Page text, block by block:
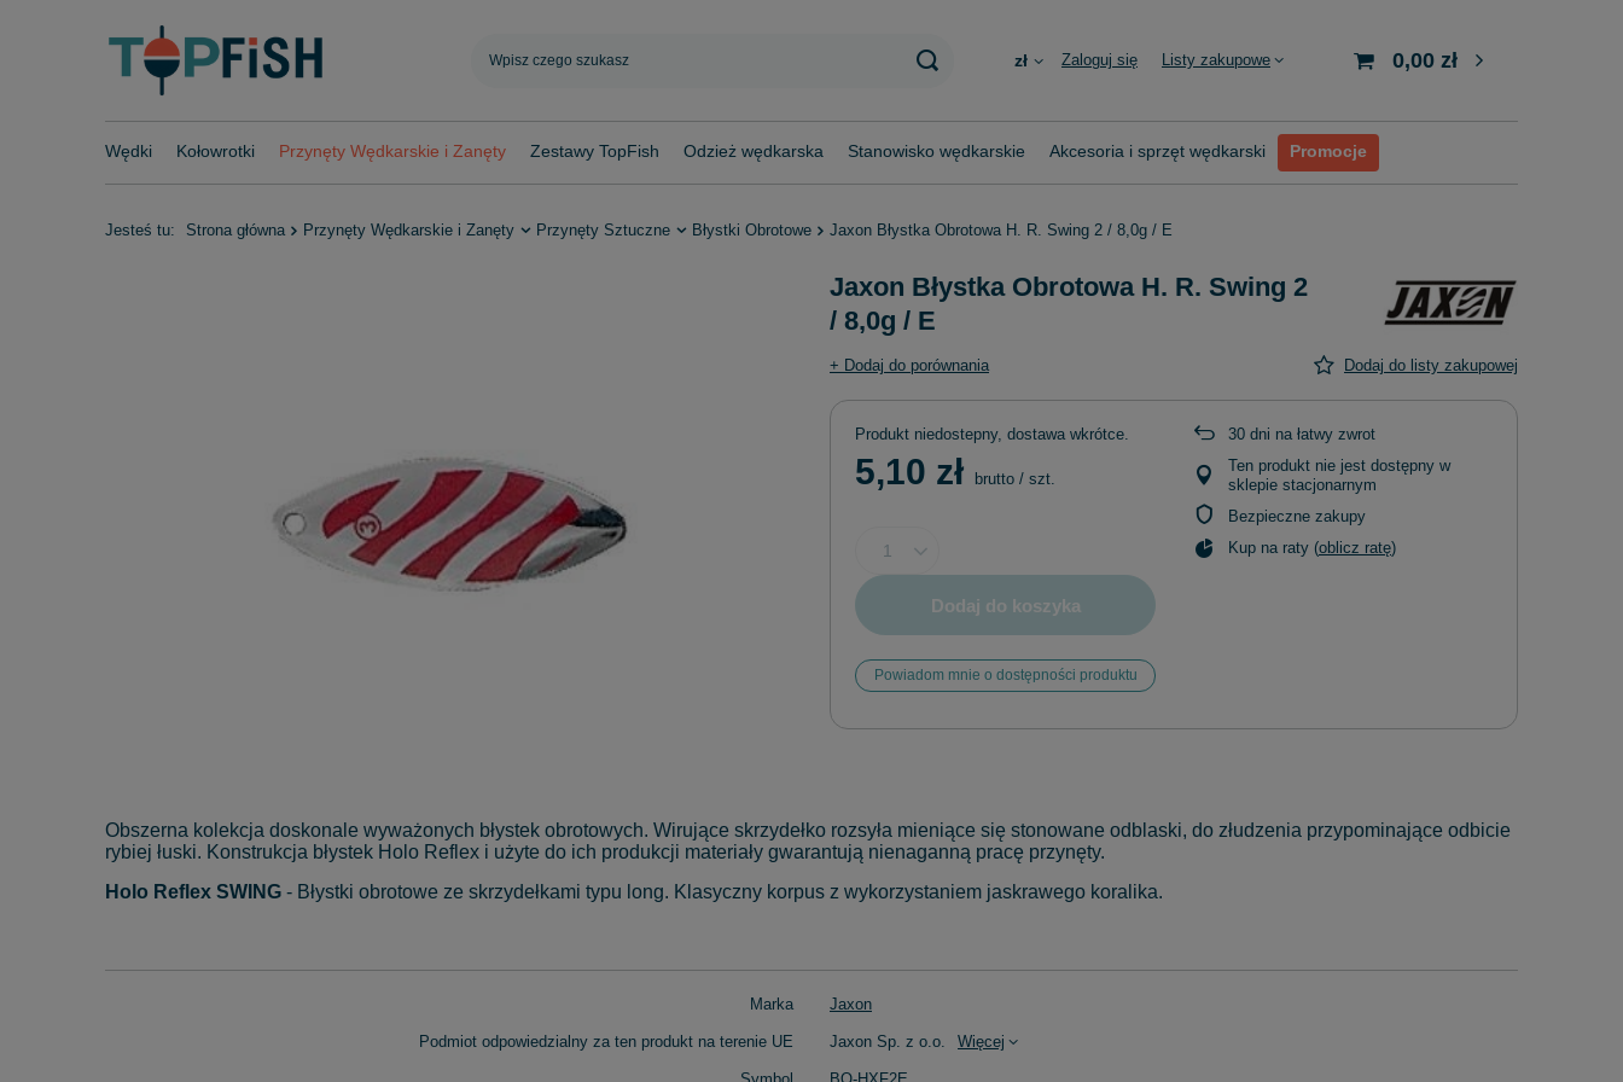
zł Zaloguj się Listy zakupowe 0,00 zł
Wędki Kołowrotki Przynęty Wędkarskie i Zanęty Zestawy TopFish Odzież wędkarska Stanowisko wędkarskie Akcesoria i sprzęt wędkarski Promocje
Jesteś tu: Strona główna Przynęty Wędkarskie i Zanęty Przynęty Sztuczne Błystki Obrotowe Jaxon Błystka Obrotowa H. R. Swing 2 / 8,0g / E
Jaxon Błystka Obrotowa H. R. Swing 2
/ 8,0g / E
+ Dodaj do porównania Dodaj do listy zakupowej
Produkt niedostepny, dostawa wkrótce
5,10 zł brutto / szt.
Dodaj do koszyka
Powiadom mnie o dostępności produktu
30 dni na łatwy zwrot
Ten produkt nie jest dostępny w
sklepie stacjonarnym
Bezpieczne zakupy
Kup na raty (oblicz ratę)
Obszerna kolekcja doskonale wyważonych błystek obrotowych. Wirujące skrzydełko rozsyła mieniące się stonowane odblaski, do złudzenia przypominające odbicie
rybiej łuski. Konstrukcja błystek Holo Reflex i użyte do ich produkcji materiały gwarantują nienaganną pracę przynęty.
Holo Reflex SWING - Błystki obrotowe ze skrzydełkami typu long. Klasyczny korpus z wykorzystaniem jaskrawego koralika.
Marka Jaxon
Podmiot odpowiedzialny za ten produkt na terenie UE Jaxon Sp. z o.o. Więcej